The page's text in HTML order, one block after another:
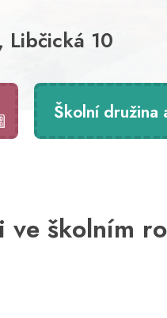
Libčická 10
Školní družina
ve školním